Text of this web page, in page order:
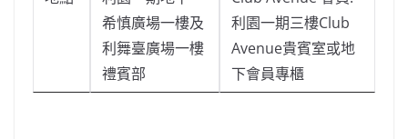
希慎廣場一樓及
利舞臺廣場一樓
禮賓部
利園一期三樓Club
Avenue貴賓室或地
下會員專櫃